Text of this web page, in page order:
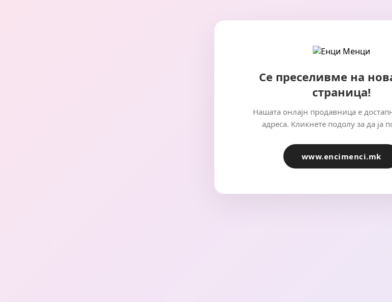
Се преселивме на
страница!
Нашата онлајн продавница е
адреса. Кликнете подолу за да ја
www.encimenci.mk